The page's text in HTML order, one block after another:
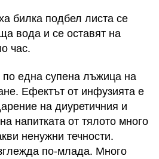
билка подбел листа се
вода и се оставят на
час.
по една супена лъжица на
Ефектът от инфузията е
на диуретичния и
напитката от тялото много
ненужни течности.
по-млада. Много